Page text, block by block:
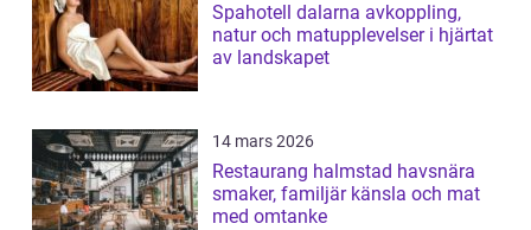
Spahotell dalarna avkoppling,
natur och matupplevelser i hjärtat
av landskapet
14 mars 2026
Restaurang halmstad havsnära
smaker, familjär känsla och mat
med omtanke